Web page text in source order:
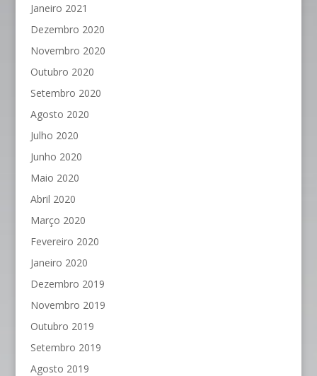
Janeiro 2021
Dezembro 2020
Novembro 2020
Outubro 2020
Setembro 2020
Agosto 2020
Julho 2020
Junho 2020
Maio 2020
Abril 2020
Março 2020
Fevereiro 2020
Janeiro 2020
Dezembro 2019
Novembro 2019
Outubro 2019
Setembro 2019
Agosto 2019